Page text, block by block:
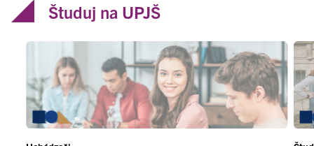
Študuj na UPJŠ